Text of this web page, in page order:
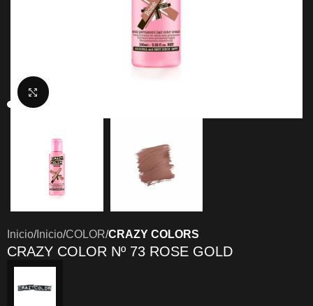
Clic para ampliar
Inicio Inicio COLOR CRAZY COLORS
CRAZY COLOR Nº 73 ROSE GOLD